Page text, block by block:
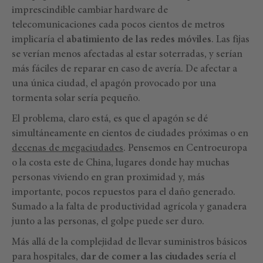
imprescindible cambiar hardware de
telecomunicaciones cada pocos cientos de metros
implicaría el abatimiento de las redes móviles. Las fijas
se verían menos afectadas al estar soterradas, y serían
más fáciles de reparar en caso de avería. De afectar a
una única ciudad, el apagón provocado por una
tormenta solar sería pequeño.
El problema, claro está, es que el apagón se dé
simultáneamente en cientos de ciudades próximas o en
decenas de megaciudades. Pensemos en Centroeuropa
o la costa este de China, lugares donde hay muchas
personas viviendo en gran proximidad y, más
importante, pocos repuestos para el daño generado.
Sumado a la falta de productividad agrícola y ganadera
junto a las personas, el golpe puede ser duro.
Más allá de la complejidad de llevar suministros básicos
para hospitales, dar de comer a las ciudades sería el